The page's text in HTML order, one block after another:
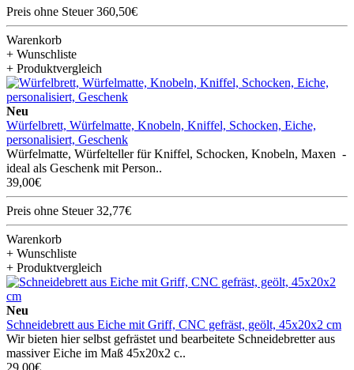
Preis ohne Steuer 360,50€
Warenkorb
+ Wunschliste
+ Produktvergleich
Neu
Würfelbrett, Würfelmatte, Knobeln, Kniffel, Schocken, Eiche,
personalisiert, Geschenk
Würfelmatte, Würfelteller für Kniffel, Schocken, Knobeln, Maxen -
ideal als Geschenk mit Person..
39,00€
Preis ohne Steuer 32,77€
Warenkorb
+ Wunschliste
+ Produktvergleich
Neu
Schneidebrett aus Eiche mit Griff, CNC gefräst, geölt, 45x20x2 cm
Wir bieten hier selbst gefrästet und bearbeitete Schneidebretter aus
massiver Eiche im Maß 45x20x2 c..
29,00€